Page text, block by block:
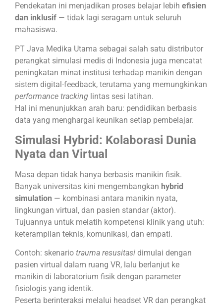
Pendekatan ini menjadikan proses belajar lebih efisien
dan inklusif — tidak lagi seragam untuk seluruh
mahasiswa.
PT Java Medika Utama sebagai salah satu distributor
perangkat simulasi medis di Indonesia juga mencatat
peningkatan minat institusi terhadap manikin dengan
sistem digital-feedback, terutama yang memungkinkan
performance tracking lintas sesi latihan.
Hal ini menunjukkan arah baru: pendidikan berbasis
data yang menghargai keunikan setiap pembelajar.
Simulasi Hybrid: Kolaborasi Dunia
Nyata dan Virtual
Masa depan tidak hanya berbasis manikin fisik.
Banyak universitas kini mengembangkan hybrid
simulation — kombinasi antara manikin nyata,
lingkungan virtual, dan pasien standar (aktor).
Tujuannya untuk melatih kompetensi klinik yang utuh:
keterampilan teknis, komunikasi, dan empati.
Contoh: skenario trauma resusitasi dimulai dengan
pasien virtual dalam ruang VR, lalu berlanjut ke
manikin di laboratorium fisik dengan parameter
fisiologis yang identik.
Peserta berinteraksi melalui headset VR dan perangkat